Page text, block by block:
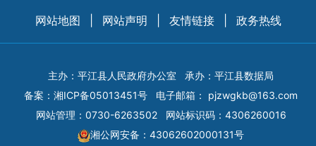
网站地图 网站声明 友情链接 政务热线
主办：平江县人民政府办公室
承办：平江县数据局
备案： 湘ICP备05013451号 电子邮箱： pjzwgkb@163.com
网站管理：0730-6263502
网站标识码：4306260016
湘公网安备：43062602000131号